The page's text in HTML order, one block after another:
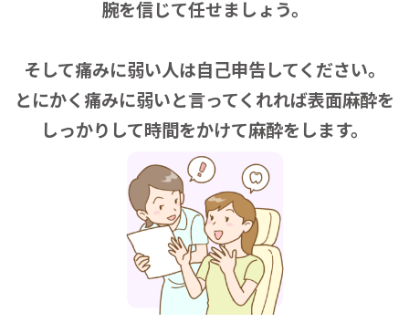
腕を信じて任せましょう。
そして痛みに弱い人は自己申告してください。
とにかく痛みに弱いと言ってくれれば表面麻酔を
しっかりして時間をかけて麻酔をします。